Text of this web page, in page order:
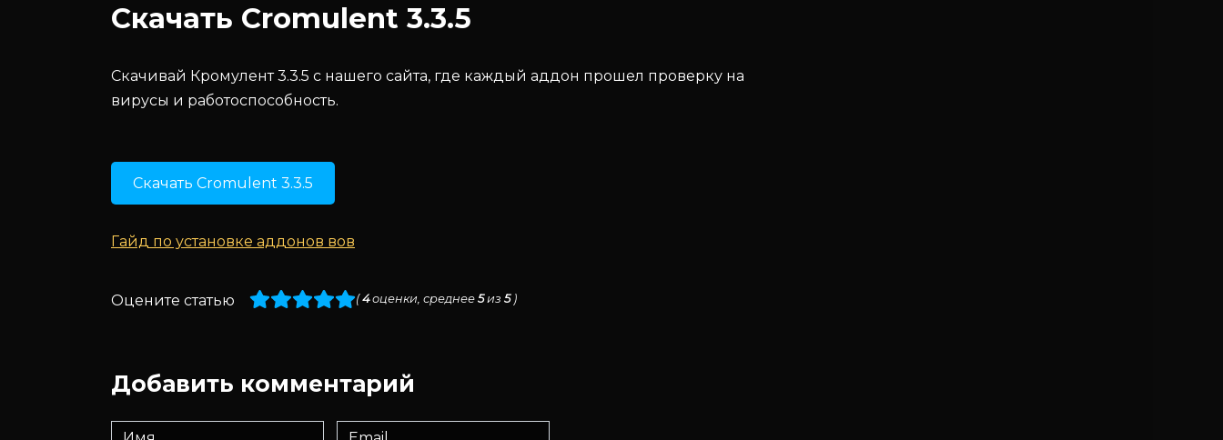
Скачать Cromulent 3.3.5
Скачивай Кромулент 3.3.5 с нашего сайта, где каждый аддон прошел проверку на
вирусы и работоспособность.
Скачать Cromulent 3.3.5
Гайд по установке аддонов вов
Оцените статью (4оценки, среднее 5из 5)
Добавить комментарий
Имя
Email